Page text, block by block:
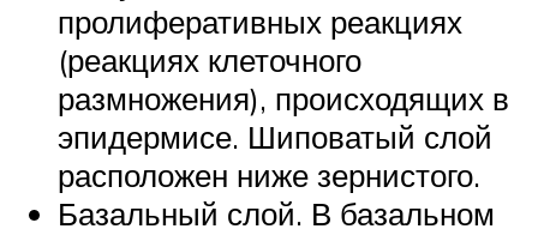
пролиферативных реакциях
(реакциях клеточного
размножения), происходящих в
эпидермисе. Шиповатый слой
расположен ниже зернистого.
Базальный слой. В базальном